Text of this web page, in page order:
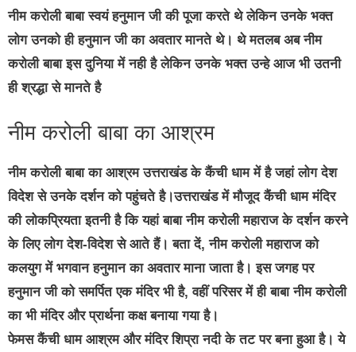
नीम करोली बाबा स्वयं हनुमान जी की पूजा करते थे लेकिन उनके भक्त
लोग उनको ही हनुमान जी का अवतार मानते थे। थे मतलब अब नीम
करोली बाबा इस दुनिया में नही है लेकिन उनके भक्त उन्हे आज भी उतनी
ही श्रद्धा से मानते है
नीम करोली बाबा का आश्रम
नीम करोली बाबा का आश्रम उत्तराखंड के कैंची धाम में है जहां लोग देश
विदेश से उनके दर्शन को पहुंचते है।उत्तराखंड में मौजूद कैंची धाम मंदिर
की लोकप्रियता इतनी है कि यहां बाबा नीम करोली महाराज के दर्शन करने
के लिए लोग देश-विदेश से आते हैं। बता दें, नीम करोली महाराज को
कलयुग में भगवान हनुमान का अवतार माना जाता है। इस जगह पर
हनुमान जी को समर्पित एक मंदिर भी है, वहीं परिसर में ही बाबा नीम करोली
का भी मंदिर और प्रार्थना कक्ष बनाया गया है।
फेमस कैंची धाम आश्रम और मंदिर शिप्रा नदी के तट पर बना हुआ है। ये